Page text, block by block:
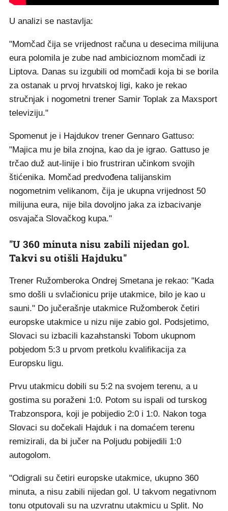
U analizi se nastavlja:
"Momčad čija se vrijednost računa u desecima milijuna
eura polomila je zube nad ambicioznom momčadi iz
Liptova. Danas su izgubili od momčadi koja bi se borila
za ostanak u prvoj hrvatskoj ligi, kako je rekao
stručnjak i nogometni trener Samir Toplak za Maxsport
televiziju."
Spomenut je i Hajdukov trener Gennaro Gattuso:
"Majica mu je bila znojna, kao da je igrao. Gattuso je
trčao duž aut-linije i bio frustriran učinkom svojih
štićenika. Momčad predvođena talijanskim
nogometnim velikanom, čija je ukupna vrijednost 50
milijuna eura, nije bila dovoljno jaka za izbacivanje
osvajača Slovačkog kupa."
"U 360 minuta nisu zabili nijedan gol.
Takvi su otišli Hajduku"
Trener Ružomberoka Ondrej Smetana je rekao: "Kada
smo došli u svlačionicu prije utakmice, bilo je kao u
sauni." Do jučerašnje utakmice Ružomberok četiri
europske utakmice u nizu nije zabio gol. Podsjetimo,
Slovaci su izbacili kazahstanski Tobom ukupnom
pobjedom 5:3 u prvom pretkolu kvalifikacija za
Europsku ligu.
Prvu utakmicu dobili su 5:2 na svojem terenu, a u
gostima su poraženi 1:0. Potom su ispali od turskog
Trabzonspora, koji je pobijedio 2:0 i 1:0. Nakon toga
Slovaci su dočekali Hajduk i na domaćem terenu
remizirali, da bi jučer na Poljudu pobijedili 1:0
autogolom.
"Odigrali su četiri europske utakmice, ukupno 360
minuta, a nisu zabili nijedan gol. U takvom negativnom
tonu otputovali su na uzvratnu utakmicu u Split. No